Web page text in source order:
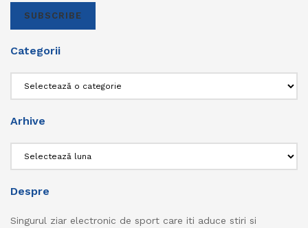
SUBSCRIBE
Categorii
Arhive
Despre
Singurul ziar electronic de sport care iti aduce stiri si